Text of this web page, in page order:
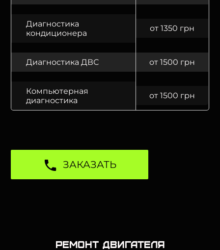
Диагностика
кондиционера
от 1350 грн
Диагностика ДВС от 1500 грн
Компьютерная
диагностика
от 1500 грн
ЗАКАЗАТЬ
Ремонт двигателя